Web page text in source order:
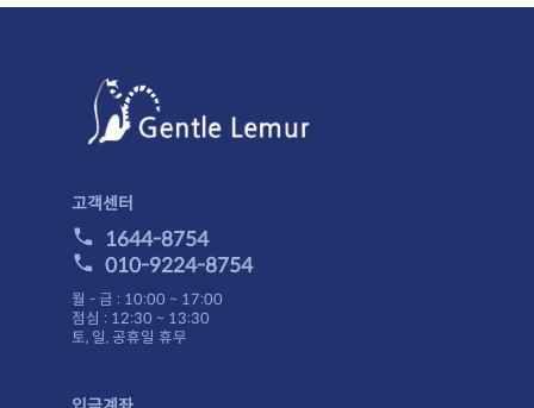
고객센터
1644-8754
010-9224-8754
월 - 금 : 10:00 ~ 17:00
점심 : 12:30 ~ 13:30
토, 일, 공휴일 휴무